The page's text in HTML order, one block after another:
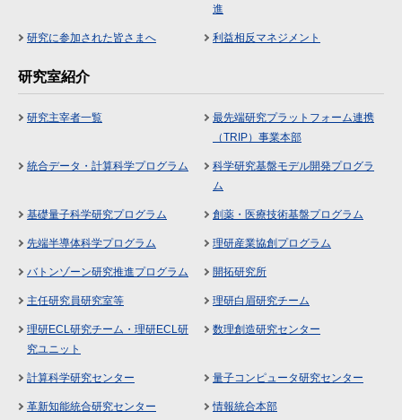
進
研究に参加された皆さまへ 利益相反マネジメント
研究室紹介
研究主宰者一覧
最先端研究プラットフォーム連携
（TRIP）事業本部
統合データ・計算科学プログラム
科学研究基盤モデル開発プログラ
ム
基礎量子科学研究プログラム 創薬・医療技術基盤プログラム
先端半導体科学プログラム 理研産業協創プログラム
バトンゾーン研究推進プログラム 開拓研究所
主任研究員研究室等 理研白眉研究チーム
理研ECL研究チーム・理研ECL研
究ユニット
数理創造研究センター
計算科学研究センター 量子コンピュータ研究センター
革新知能統合研究センター 情報統合本部